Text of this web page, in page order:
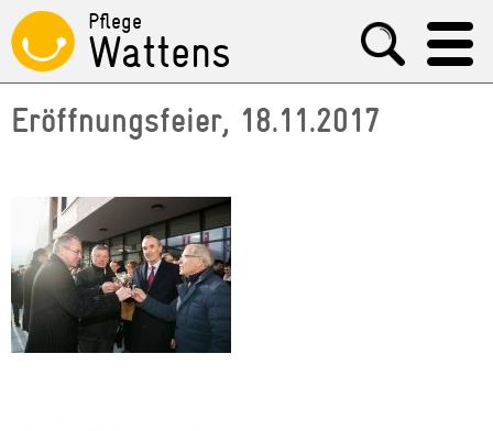
Pflege
Wattens
Eröffnungsfeier, 18.11.2017